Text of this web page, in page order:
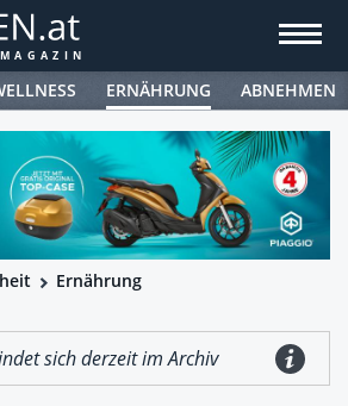
ERNÄHRUNG ABNEHMEN
Ernährung
sich derzeit im Archiv